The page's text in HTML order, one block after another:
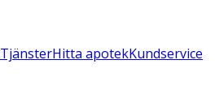
TjänsterHitta apotekKundservice